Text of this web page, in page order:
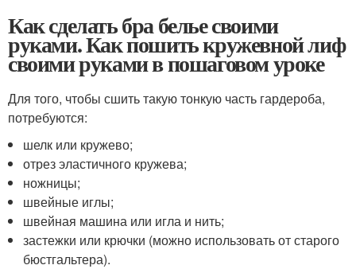
Как сделать бра белье своими
руками. Как пошить кружевной лиф
своими руками в пошаговом уроке
Для того, чтобы сшить такую тонкую часть гардероба,
потребуются:
шелк или кружево;
отрез эластичного кружева;
ножницы;
швейные иглы;
швейная машина или игла и нить;
застежки или крючки (можно использовать от старого
бюстгальтера).